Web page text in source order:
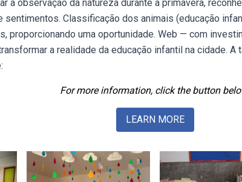
a observação da natureza durante a primavera,
sentimentos. Classificação dos animais (educação
proporcionando uma oportunidade. Web — com
a realidade da educação infantil na cidade.
For more information, click the button
LEARN MORE